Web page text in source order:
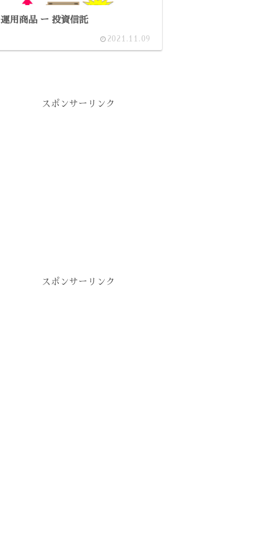
運用商品 ー 投資信託
2021.11.09
スポンサーリンク
スポンサーリンク